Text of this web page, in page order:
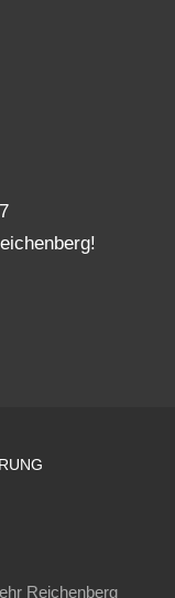
Reichenberg